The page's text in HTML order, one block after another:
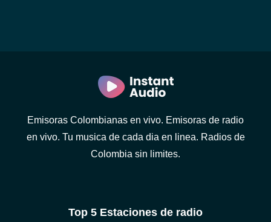
Emisoras Colombianas en vivo. Emisoras de radio
en vivo. Tu musica de cada dia en linea. Radios de
Colombia sin limites.
Top 5 Estaciones de radio